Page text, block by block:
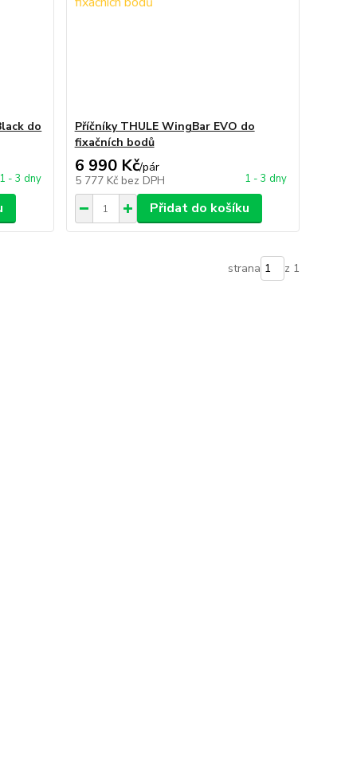
do
1 - 3 dny
Příčníky THULE WingBar EVO do
fixačních bodů
6 990 Kč/pár
5 777 Kč bez DPH 1 - 3 dny
Přidat do košíku
strana z 1